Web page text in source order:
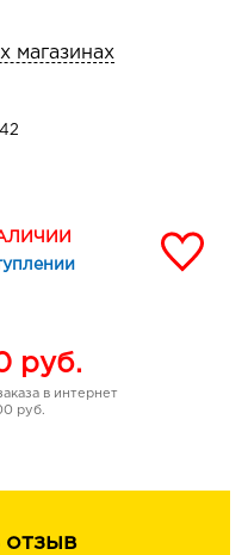
магазинах
руб.
в интернет
руб.
отзыв